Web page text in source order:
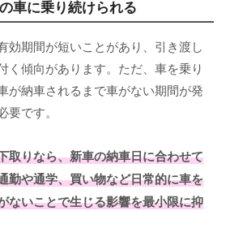
車に乗り続けられる
効期間が短いことがあり、引き渡し
く傾向があります。ただ、車を乗り
が納車されるまで車がない期間が発
です。
取りなら、新車の納車日に合わせて
勤や通学、買い物など日常的に車を
ないことで生じる影響を最小限に抑